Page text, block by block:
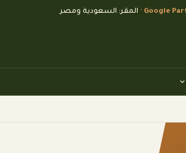
المقر: السعودية ومصر